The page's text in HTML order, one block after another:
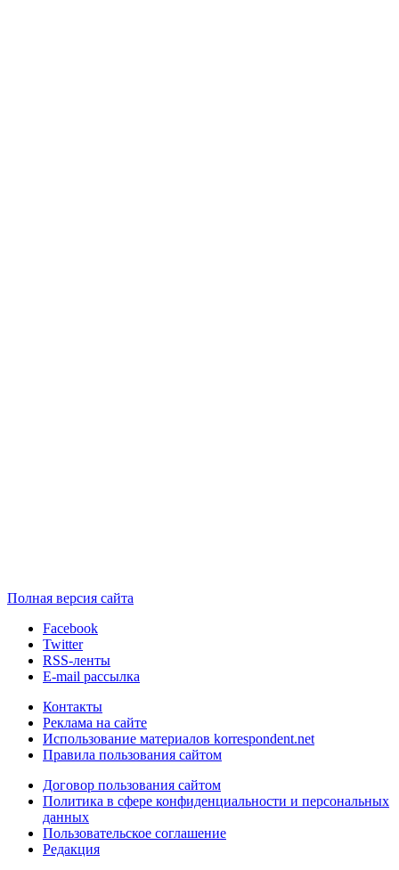
Полная версия сайта
Facebook
Twitter
RSS-ленты
E-mail рассылка
Контакты
Реклама на сайте
Использование материалов korrespondent.net
Правила пользования сайтом
Договор пользования сайтом
Политика в сфере конфиденциальности и персональных
данных
Пользовательское соглашение
Редакция